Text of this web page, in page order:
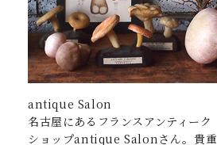
antique Salon
名古屋にあるフランスアンティーク
ショップantique Salonさん。貴重